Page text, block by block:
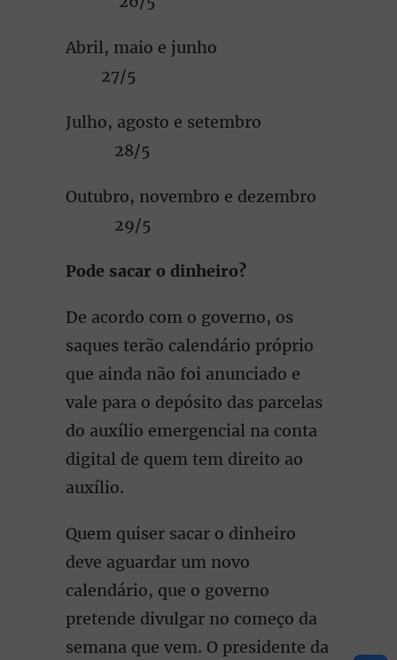
Abril, maio e junho
27/5
Julho, agosto e setembro
28/5
Outubro, novembro e dezembro
29/5
Pode sacar o dinheiro?
De acordo com o governo, os
saques terão calendário próprio
que ainda não foi anunciado e
vale para o depósito das parcelas
do auxílio emergencial na conta
digital de quem tem direito ao
auxílio.
Quem quiser sacar o dinheiro
deve aguardar um novo
calendário, que o governo
pretende divulgar no começo da
semana que vem. O presidente da